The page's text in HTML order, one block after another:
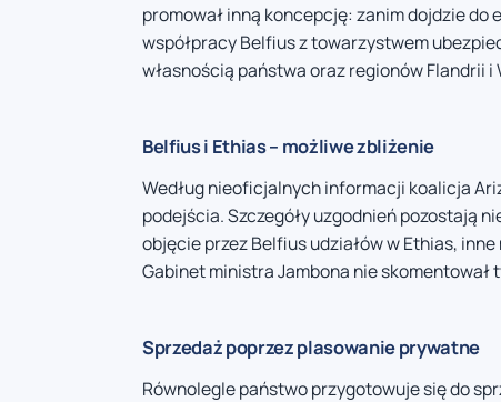
promował inną koncepcję: zanim dojdzie do
współpracy Belfius z towarzystwem
własnością państwa oraz regionów Flandrii i
Belfius i Ethias – możliwe zbliżenie
Według nieoficjalnych informacji koalicja
podejścia. Szczegóły uzgodnień pozostają
objęcie przez Belfius udziałów w Ethias,
Gabinet ministra Jambona nie skomentował
Sprzedaż poprzez plasowanie prywatne
Równolegle państwo przygotowuje się do